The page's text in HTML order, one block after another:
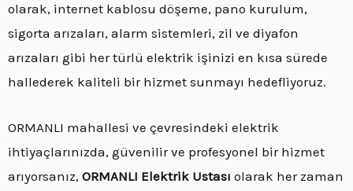
olarak, internet kablosu döşeme, pano kurulum,
sigorta arızaları, alarm sistemleri, zil ve diyafon
arızaları gibi her türlü elektrik işinizi en kısa sürede
hallederek kaliteli bir hizmet sunmayı hedefliyoruz.
ORMANLI mahallesi ve çevresindeki elektrik
ihtiyaçlarınızda, güvenilir ve profesyonel bir hizmet
arıyorsanız, ORMANLI Elektrik Ustası olarak her zaman